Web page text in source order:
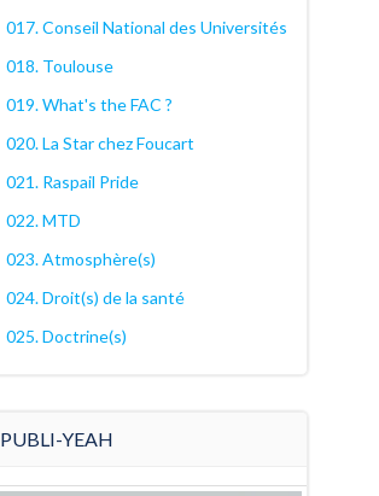
017. Conseil National des Universités
018. Toulouse
019. What's the FAC ?
020. La Star chez Foucart
021. Raspail Pride
022. MTD
023. Atmosphère(s)
024. Droit(s) de la santé
025. Doctrine(s)
PUBLI-YEAH